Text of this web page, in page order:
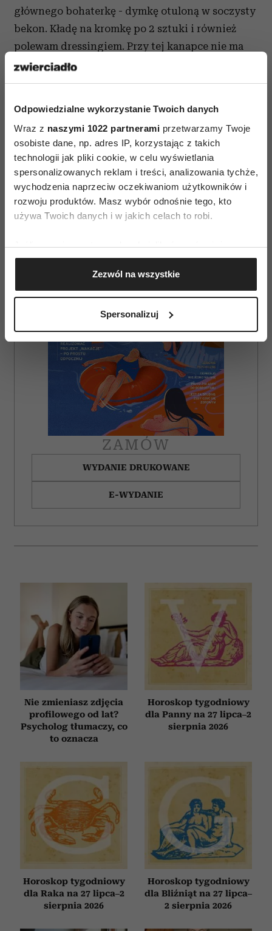
Odpowiedzialne wykorzystanie Twoich danych
Wraz z naszymi 1022 partnerami przetwarzamy Twoje
osobiste dane, np. adres IP, korzystając z takich
technologii jak pliki cookie, w celu wyświetlania
spersonalizowanych reklam i treści, analizowania tychże,
wychodzenia naprzeciw oczekiwaniom użytkowników i
rozwoju produktów. Masz wybór odnośnie tego, kto
używa Twoich danych i w jakich celach to robi.
Jeśli wyrazisz na to zgodę, chcielibyśmy również:
Gromadzić dane dotyczące Twojej lokalizacji
geograficznej z dokładnością nawet do kilku metrów
Identyfikować Twoje urządzenie, aktywnie
(fingerprinting, czyli wirtualny odcisk palca)
dane są przetwarzane oraz ustaw własne preferencje w
sekcji szczegółów. W Deklaracji plików cookie możesz
zmienić lub wycofać swoją zgodę w dowolnej chwili.
Wykorzystujemy pliki cookie do spersonalizowania treści
i reklam, aby oferować funkcje społecznościowe i
analizować ruch w naszej witrynie. Informacje o tym, jak
korzystasz z naszej witryny, udostępniamy partnerom
społecznościowym, reklamowym i analitycznym.
Partnerzy mogą połączyć te informacje z innymi danymi
otrzymanymi od Ciebie lub uzyskanymi podczas
korzystania z ich usług.
Zezwól na wszystkie
Spersonalizuj
głównego bohaterkę - dymkę otuloną w soczysty
bekon. Kładę na kromkę po 2 sztuki i również
polewam dressingiem. Przy tej kanapce nie ma
najmniejszej potrzeby używania soli, duuużo jej
w boczku.
AUTOPROMOCJA
ZAMÓW
WYDANIE DRUKOWANE
E-WYDANIE
Nie zmieniasz zdjęcia
profilowego od lat?
Psycholog tłumaczy, co
to oznacza
Horoskop tygodniowy
dla Panny na 27 lipca–2
sierpnia 2026
Horoskop tygodniowy
dla Raka na 27 lipca–2
sierpnia 2026
Horoskop tygodniowy
dla Bliźniąt na 27 lipca–
2 sierpnia 2026